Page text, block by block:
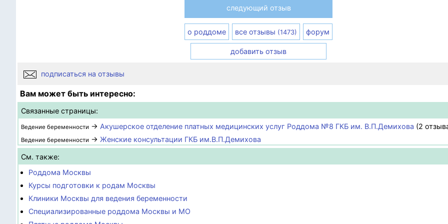
следующий отзыв
о роддоме все отзывы (1473) форум
добавить отзыв
подписаться на отзывы
Вам может быть интересно:
Связанные страницы:
Ведение беременности → Акушерское отделение платных медицинских услуг Роддома №8 ГКБ им. В.П.Демихова (2
Ведение беременности → Женские консультации ГКБ им.В.П.Демихова
См. также:
Роддома Москвы
Курсы подготовки к родам Москвы
Клиники Москвы для ведения беременности
Специализированные роддома Москвы и МО